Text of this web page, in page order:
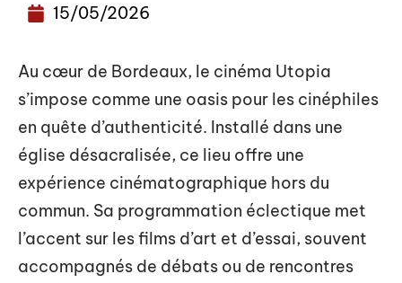
15/05/2026
Au cœur de Bordeaux, le cinéma Utopia
s’impose comme une oasis pour les cinéphiles
en quête d’authenticité. Installé dans une
église désacralisée, ce lieu offre une
expérience cinématographique hors du
commun. Sa programmation éclectique met
l’accent sur les films d’art et d’essai, souvent
accompagnés de débats ou de rencontres